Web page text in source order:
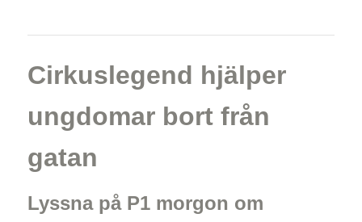
Cirkuslegend hjälper
ungdomar bort från
gatan
Lyssna på P1 morgon om